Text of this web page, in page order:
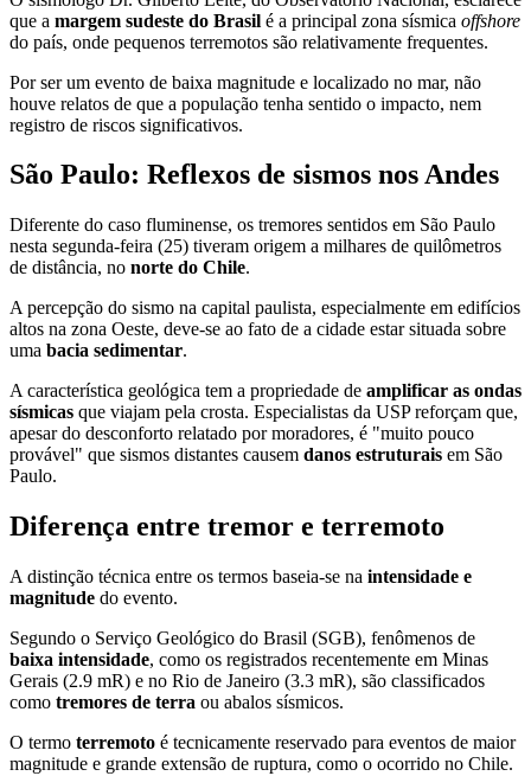
que a margem sudeste do Brasil é a principal zona sísmica offshore
do país, onde pequenos terremotos são relativamente frequentes.
Por ser um evento de baixa magnitude e localizado no mar, não
houve relatos de que a população tenha sentido o impacto, nem
registro de riscos significativos.
São Paulo: Reflexos de sismos nos Andes
Diferente do caso fluminense, os tremores sentidos em São Paulo
nesta segunda-feira (25) tiveram origem a milhares de quilômetros
de distância, no norte do Chile.
A percepção do sismo na capital paulista, especialmente em edifícios
altos na zona Oeste, deve-se ao fato de a cidade estar situada sobre
uma bacia sedimentar.
A característica geológica tem a propriedade de amplificar as ondas
sísmicas que viajam pela crosta. Especialistas da USP reforçam que,
apesar do desconforto relatado por moradores, é "muito pouco
provável" que sismos distantes causem danos estruturais em São
Paulo.
Diferença entre tremor e terremoto
A distinção técnica entre os termos baseia-se na intensidade e
magnitude do evento.
Segundo o Serviço Geológico do Brasil (SGB), fenômenos de
baixa intensidade, como os registrados recentemente em Minas
Gerais (2.9 mR) e no Rio de Janeiro (3.3 mR), são classificados
como tremores de terra ou abalos sísmicos.
O termo terremoto é tecnicamente reservado para eventos de maior
magnitude e grande extensão de ruptura, como o ocorrido no Chile.